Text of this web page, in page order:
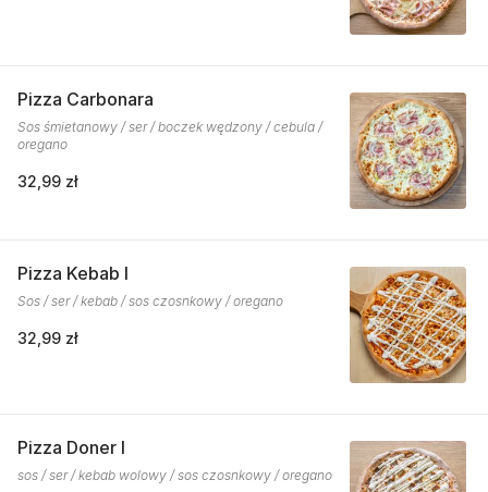
Pizza Carbonara
Sos śmietanowy / ser / boczek wędzony / cebula /
oregano
32,99 zł
Pizza Kebab I
Sos / ser / kebab / sos czosnkowy / oregano
32,99 zł
Pizza Doner I
sos / ser / kebab wolowy / sos czosnkowy / oregano